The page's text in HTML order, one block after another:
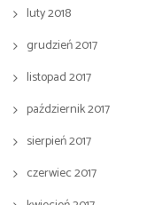
luty 2018
grudzień 2017
listopad 2017
październik 2017
sierpień 2017
czerwiec 2017